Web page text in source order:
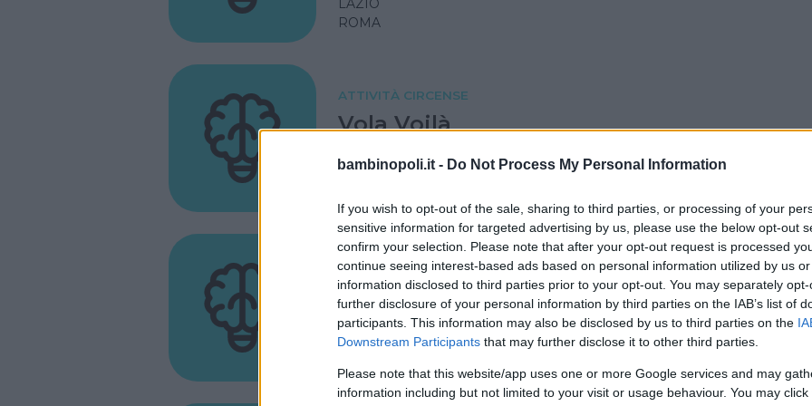
bambinopoli.it - Do Not Process My Personal Information
If you wish to opt-out of the sale, sharing to third parties, or processing of your
sensitive information for targeted advertising by us, please use the below opt-out
confirm your selection. Please note that after your opt-out request is processed
continue seeing interest-based ads based on personal information utilized by us
information disclosed to third parties prior to your opt-out. You may separately
further disclosure of your personal information by third parties on the IAB’s list of
participants. This information may also be disclosed by us to third parties on the
Downstream Participants that may further disclose it to other third parties.
Please note that this website/app uses one or more Google services and may
information including but not limited to your visit or usage behaviour. You may
LAZIO
ROMA
ATTIVITÀ CIRCENSE
Vola Voilà
LAZIO
ATTIVITÀ CIRCENSE
Scuola nazionale di circo
LAZIO
ROMA